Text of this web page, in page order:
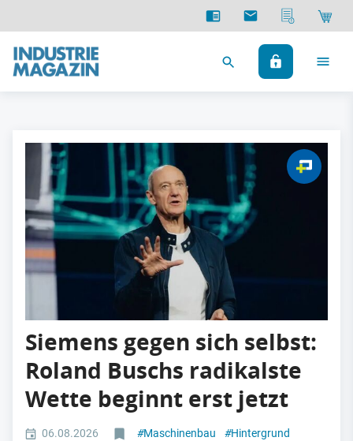
Siemens gegen sich selbst:
Roland Buschs radikalste
Wette beginnt erst jetzt
06.08.2026 #Maschinenbau #Hintergrund